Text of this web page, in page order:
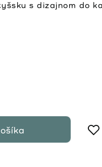
s dizajnom do